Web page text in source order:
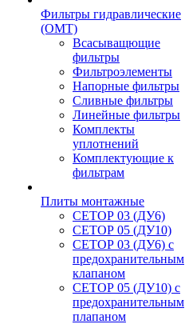
Фильтры гидравлические
(OMT)
Всасыващющие
фильтры
Фильтроэлементы
Напорные фильтры
Сливные фильтры
Линейные фильтры
Комплекты
уплотнений
Комплектующие к
фильтрам
Плиты монтажные
CЕТОР 03 (ДУ6)
CЕТОР 05 (ДУ10)
CЕТОР 03 (ДУ6) с
предохранительным
клапаном
CЕТОР 05 (ДУ10) с
предохранительным
плапаном